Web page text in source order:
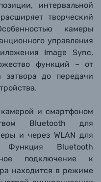
интервальной
творческий
камеры
управления
Image Sync,
функций – от
до передачи
и смартфоном
Bluetooth для
и через WLAN для
Функция Bluetooth
подключение к
находится в режиме